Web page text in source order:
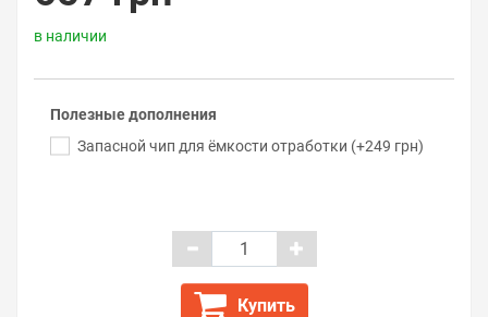
в наличии
Полезные дополнения
Запасной чип для ёмкости отработки (+249 грн)
Купить